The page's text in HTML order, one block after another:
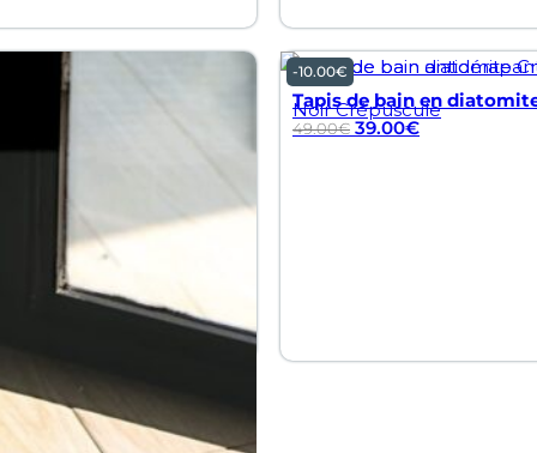
-10.00€
Tapis de bain en
Noir Crépuscule
49.00€ 39.00€